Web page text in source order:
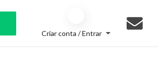
Criar conta / Entrar